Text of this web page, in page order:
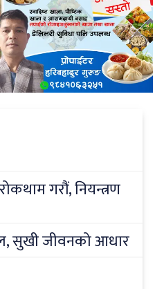
गरौं, नियन्त्रण
सुखी जीवनको आधार